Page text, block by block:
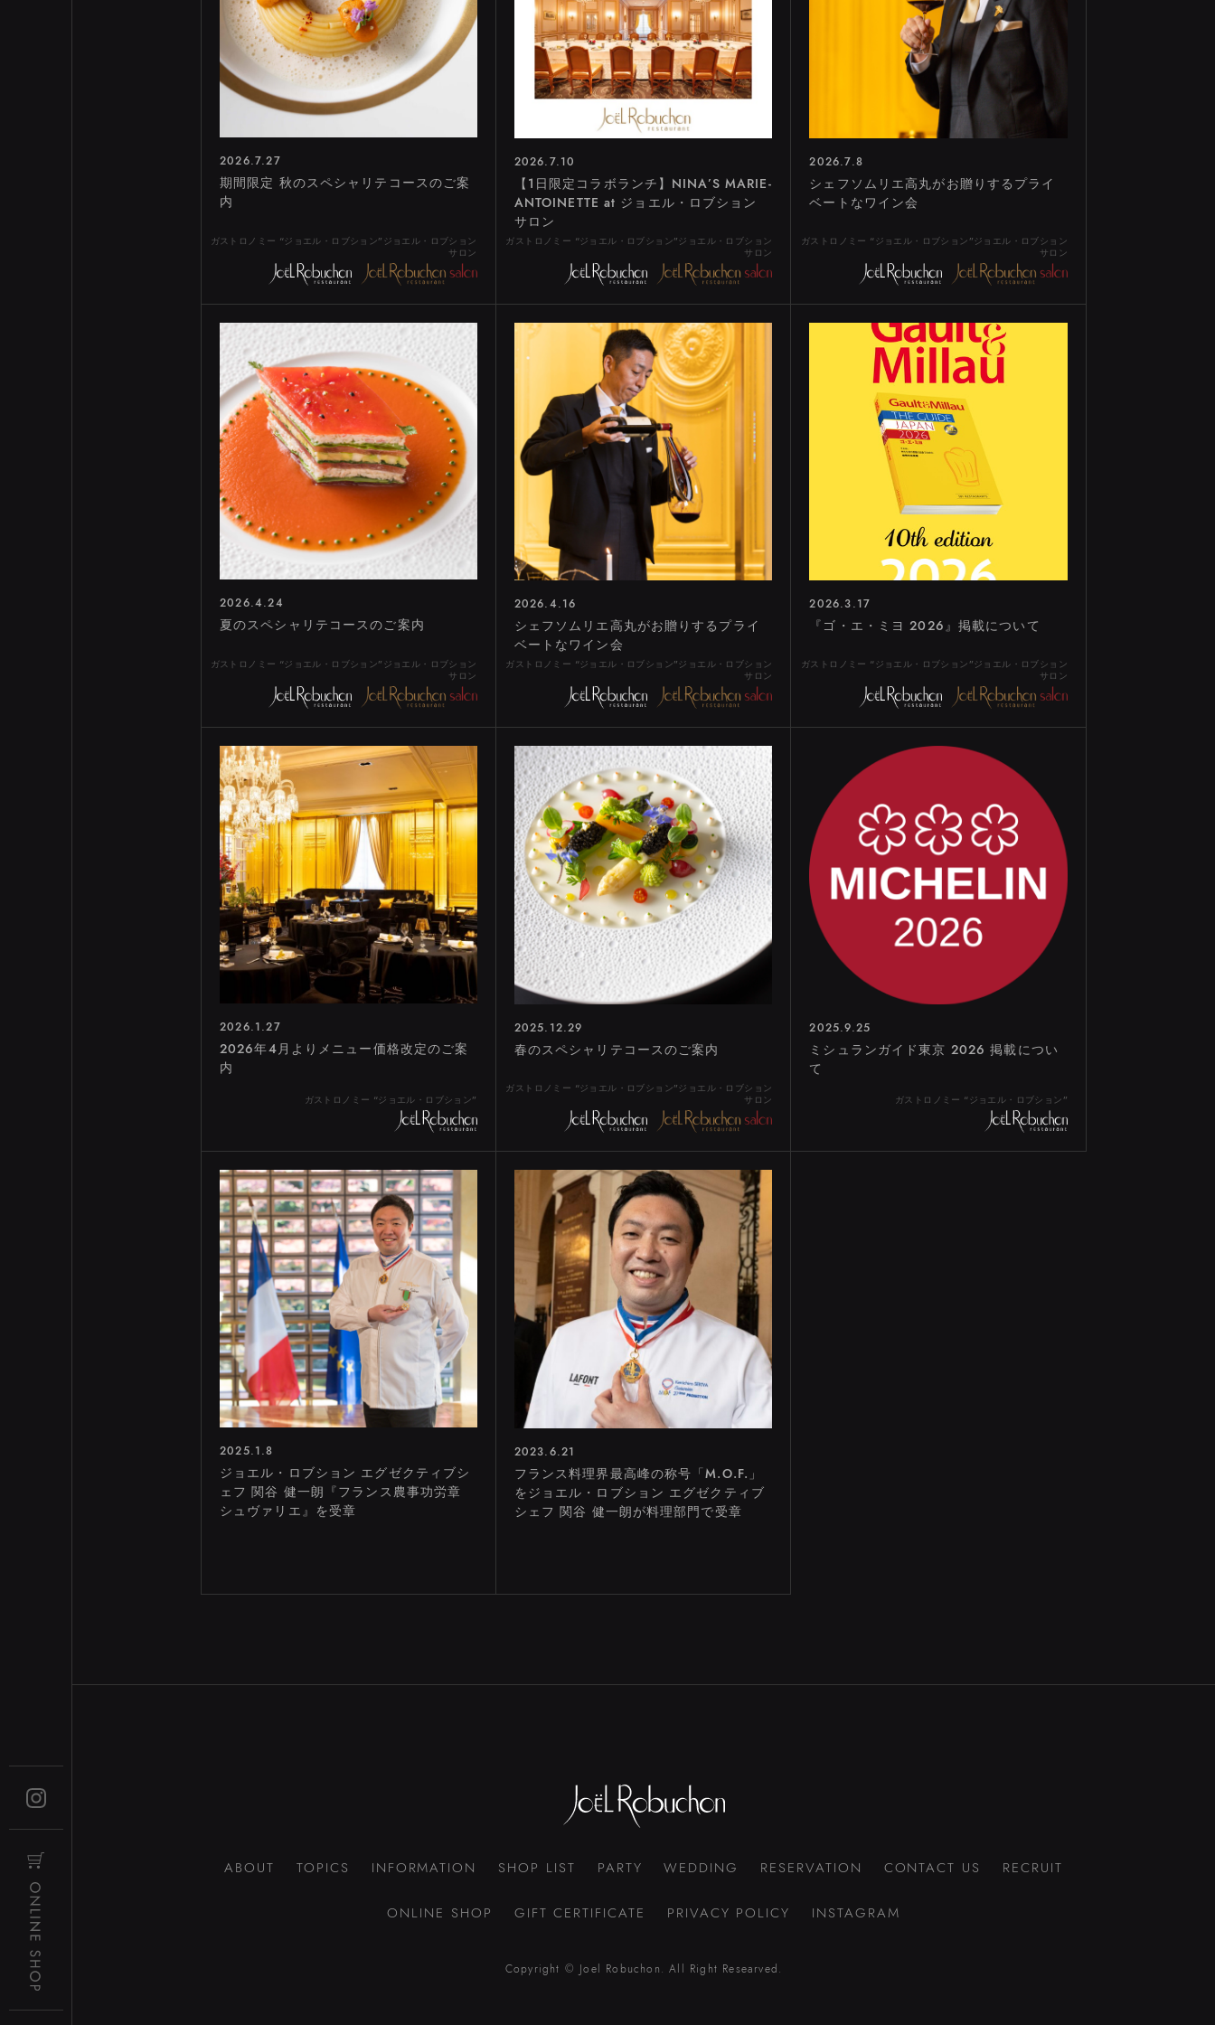
2026.7.27
期間限定 秋のスペシャリテコースのご案
内
ガストロノミー “ジョエル・ロブション”ジョエル・ロブション
サロン
2026.7.10
【1日限定コラボランチ】NINA’S MARIE-
ANTOINETTE at ジョエル・ロブション
サロン
ガストロノミー “ジョエル・ロブション”ジョエル・ロブション
サロン
2026.7.8
シェフソムリエ高丸がお贈りするプライ
ベートなワイン会
ガストロノミー “ジョエル・ロブション”ジョエル・ロブション
サロン
2026.4.24
夏のスペシャリテコースのご案内
ガストロノミー “ジョエル・ロブション”ジョエル・ロブション
サロン
2026.4.16
シェフソムリエ高丸がお贈りするプライ
ベートなワイン会
ガストロノミー “ジョエル・ロブション”ジョエル・ロブション
サロン
2026.3.17
『ゴ・エ・ミヨ 2026』掲載について
ガストロノミー “ジョエル・ロブション”ジョエル・ロブション
サロン
2026.1.27
2026年4月よりメニュー価格改定のご案
内
ガストロノミー “ジョエル・ロブション”
2025.12.29
春のスペシャリテコースのご案内
ガストロノミー “ジョエル・ロブション”ジョエル・ロブション
サロン
2025.9.25
ミシュランガイド東京 2026 掲載につい
て
ガストロノミー “ジョエル・ロブション”
2025.1.8
ジョエル・ロブション エグゼクティブシ
ェフ 関谷 健一朗『フランス農事功労章
シュヴァリエ』を受章
2023.6.21
フランス料理界最高峰の称号「M.O.F.」
をジョエル・ロブション エグゼクティブ
シェフ 関谷 健一朗が料理部門で受章
ABOUT TOPICS INFORMATION SHOP LIST PARTY WEDDING RESERVATION CONTACT US RECRUIT
ONLINE SHOP GIFT CERTIFICATE PRIVACY POLICY INSTAGRAM
Copyright © Joel Robuchon. All Right Researved.
INFORMATION SHOP
LIST WEDDING RESERVATION INSTAGRAM
ご覧になりたいエリアを選択してください
ROPPONGI NIHOMBASHI MARUNOUCHI SHIBUYA SHINJUKU TORANOMON
EBISU
シャトーレストラン
ジョエル・ロブション
東京都目黒区三田1-13-1 恵比寿ガーデンプレイス内
ROPPONGI 六本木ヒルズ 東京都港区六本木6-10-1 六本木ヒルズ ヒルサイド 2F
NIHOMBASHI 日本橋高島屋 東京都中央区日本橋2-4-1 日本橋高島屋S.C. 本館2F
MARUNOUCHI 丸の内ブリックスクエア 東京都千代田区丸の内2-6-1 丸の内ブリックスクエア1階
SHIBUYA 渋谷ヒカリエ内ShinQs B2 東横のれん街 東京都渋谷区渋谷2-21-1 渋谷ヒカリエ内 ShinQs 東横のれん街 B2F
SHINJUKU NEWoMan 東京都新宿区新宿4-1-6 NEWoMan1F
TORANOMON 虎ノ門ヒルズ ビジネスタワー 東京都港区虎ノ門1-17-1 虎ノ門ヒルズ ビジネスタワー 1F
ONLINE SHOP GIFT CERTIFICATE PRIVACY POLICY